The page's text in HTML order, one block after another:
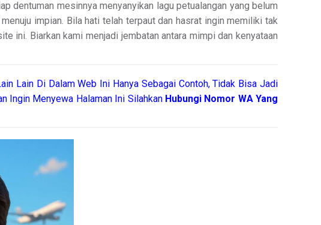
dentuman mesinnya menyanyikan lagu petualangan yang belum
impian. Bila hati telah terpaut dan hasrat ingin memiliki tak
ini. Biarkan kami menjadi jembatan antara mimpi dan kenyataan
Lain Di Dalam Web Ini Hanya Sebagai Contoh, Tidak Bisa Jadi
Ingin Menyewa Halaman Ini Silahkan Hubungi Nomor WA Yang